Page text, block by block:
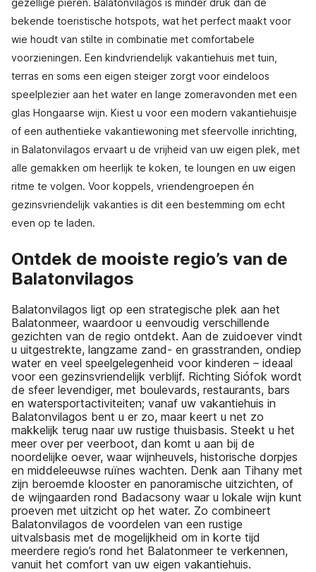
gezellige pieren. Balatonvilagos is minder druk dan de
bekende toeristische hotspots, wat het perfect maakt voor
wie houdt van stilte in combinatie met comfortabele
voorzieningen. Een kindvriendelijk vakantiehuis met tuin,
terras en soms een eigen steiger zorgt voor eindeloos
speelplezier aan het water en lange zomeravonden met een
glas Hongaarse wijn. Kiest u voor een modern vakantiehuisje
of een authentieke vakantiewoning met sfeervolle inrichting,
in Balatonvilagos ervaart u de vrijheid van uw eigen plek, met
alle gemakken om heerlijk te koken, te loungen en uw eigen
ritme te volgen. Voor koppels, vriendengroepen én
gezinsvriendelijk vakanties is dit een bestemming om echt
even op te laden.
Ontdek de mooiste regio’s van de
Balatonvilagos
Balatonvilagos ligt op een strategische plek aan het
Balatonmeer, waardoor u eenvoudig verschillende
gezichten van de regio ontdekt. Aan de zuidoever vindt
u uitgestrekte, langzame zand- en grasstranden, ondiep
water en veel speelgelegenheid voor kinderen – ideaal
voor een gezinsvriendelijk verblijf. Richting Siófok wordt
de sfeer levendiger, met boulevards, restaurants, bars
en watersportactiviteiten; vanaf uw vakantiehuis in
Balatonvilagos bent u er zo, maar keert u net zo
makkelijk terug naar uw rustige thuisbasis. Steekt u het
meer over per veerboot, dan komt u aan bij de
noordelijke oever, waar wijnheuvels, historische dorpjes
en middeleeuwse ruïnes wachten. Denk aan Tihany met
zijn beroemde klooster en panoramische uitzichten, of
de wijngaarden rond Badacsony waar u lokale wijn kunt
proeven met uitzicht op het water. Zo combineert
Balatonvilagos de voordelen van een rustige
uitvalsbasis met de mogelijkheid om in korte tijd
meerdere regio’s rond het Balatonmeer te verkennen,
vanuit het comfort van uw eigen vakantiehuis.